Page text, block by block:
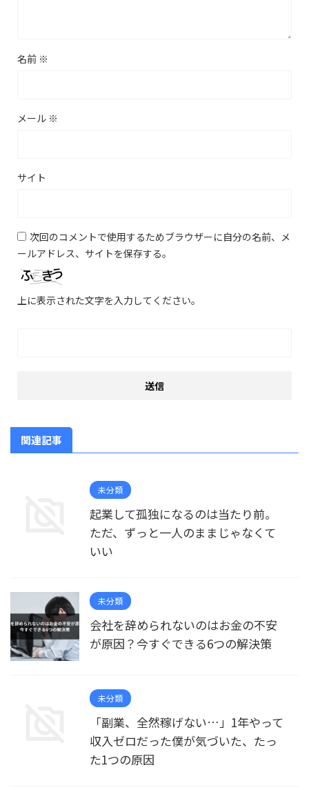
名前 ※
メール ※
サイト
次回のコメントで使用するためブラウザーに自分の名前、メ
ールアドレス、サイトを保存する。
上に表示された文字を入力してください。
関連記事
未分類
起業して孤独になるのは当たり前。
ただ、ずっと一人のままじゃなくて
いい
未分類
会社を辞められないのはお金の不安
が原因？今すぐできる6つの解決策
未分類
「副業、全然稼げない…」1年やって
収入ゼロだった僕が気づいた、たっ
た1つの原因